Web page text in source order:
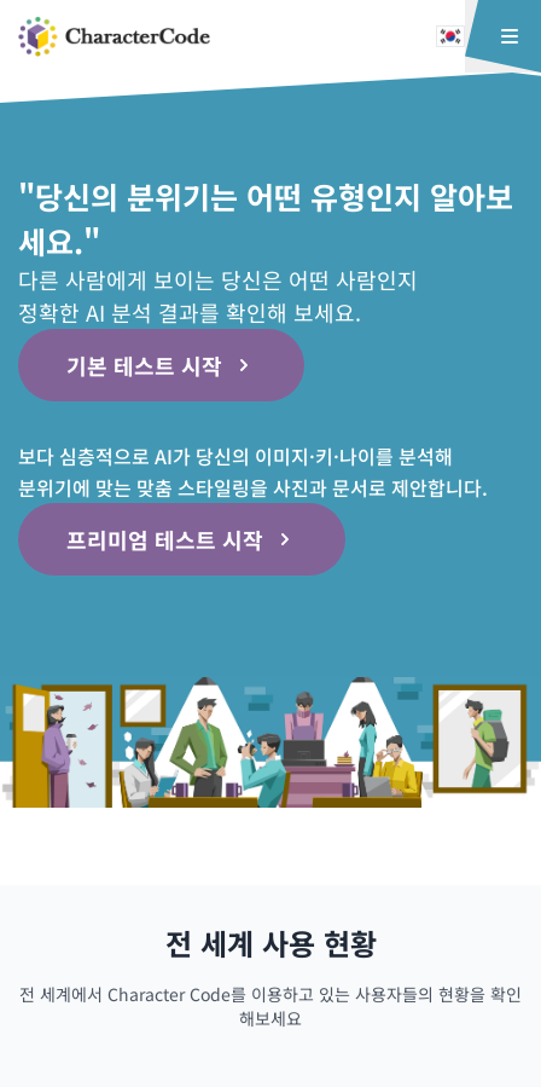
"당신의 분위기는 어떤 유형인지 알아보
세요."
다른 사람에게 보이는 당신은 어떤 사람인지
정확한 AI 분석 결과를 확인해 보세요.
기본 테스트 시작
보다 심층적으로 AI가 당신의 이미지·키·나이를 분석해
분위기에 맞는 맞춤 스타일링을 사진과 문서로 제안합니다.
프리미엄 테스트 시작
전 세계 사용 현황
전 세계에서 Character Code를 이용하고 있는 사용자들의 현황을 확인
해보세요